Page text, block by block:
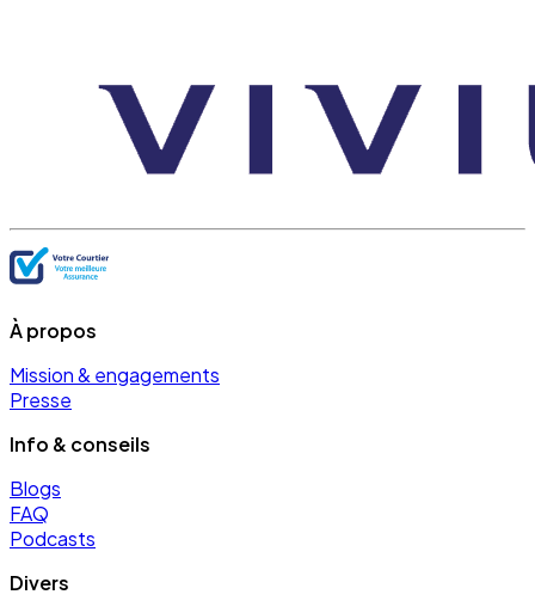
À propos
Mission & engagements
Presse
Info & conseils
Blogs
FAQ
Podcasts
Divers